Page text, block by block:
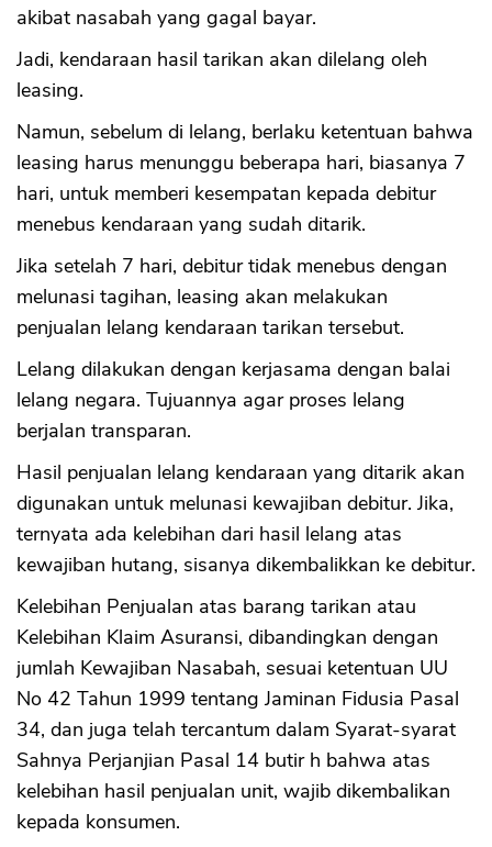
akibat nasabah yang gagal bayar.
Jadi, kendaraan hasil tarikan akan dilelang oleh
leasing.
Namun, sebelum di lelang, berlaku ketentuan bahwa
leasing harus menunggu beberapa hari, biasanya 7
hari, untuk memberi kesempatan kepada debitur
menebus kendaraan yang sudah ditarik.
Jika setelah 7 hari, debitur tidak menebus dengan
melunasi tagihan, leasing akan melakukan
penjualan lelang kendaraan tarikan tersebut.
Lelang dilakukan dengan kerjasama dengan balai
lelang negara. Tujuannya agar proses lelang
berjalan transparan.
Hasil penjualan lelang kendaraan yang ditarik akan
digunakan untuk melunasi kewajiban debitur. Jika,
ternyata ada kelebihan dari hasil lelang atas
kewajiban hutang, sisanya dikembalikkan ke debitur.
Kelebihan Penjualan atas barang tarikan atau
Kelebihan Klaim Asuransi, dibandingkan dengan
jumlah Kewajiban Nasabah, sesuai ketentuan UU
No 42 Tahun 1999 tentang Jaminan Fidusia Pasal
34, dan juga telah tercantum dalam Syarat-syarat
Sahnya Perjanjian Pasal 14 butir h bahwa atas
kelebihan hasil penjualan unit, wajib dikembalikan
kepada konsumen.
OK
CANCEL